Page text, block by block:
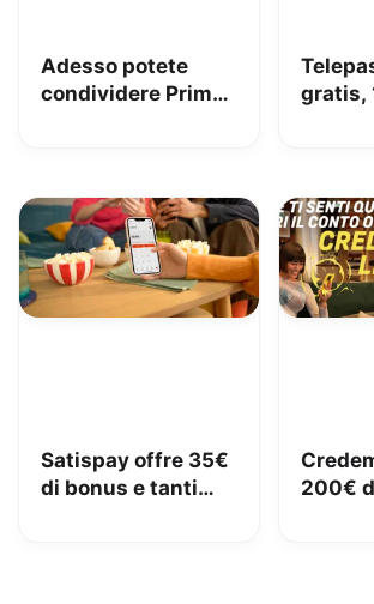
Adesso potete
condividere Prime
gratis,
Satispay offre 35€
di bonus e tanti
200€